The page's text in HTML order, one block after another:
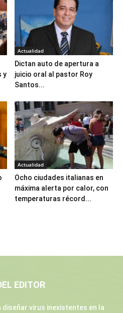
y
Actualidad
Dictan auto de apertura a
juicio oral al pastor Roy
Santos...
Actualidad
Ocho ciudades italianas en
máxima alerta por calor, con
temperaturas récord...
EDITOR
diseñar virus inexistentes en la